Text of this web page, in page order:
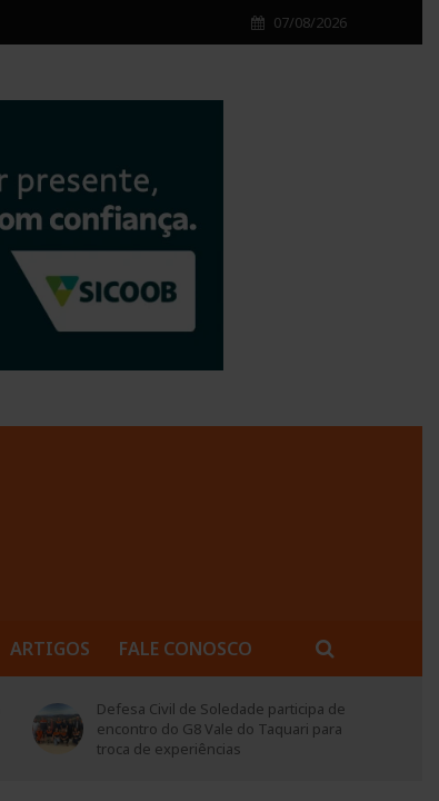
07/08/2026
ARTIGOS FALE CONOSCO
Soledade abre inscrições para
projeto “Garimpando Escritores –
Lapidando Leitores”